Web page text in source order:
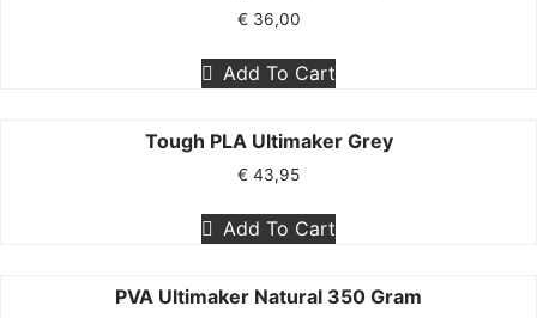
€ 36,00
Add To Cart
Tough PLA Ultimaker Grey
€ 43,95
Add To Cart
PVA Ultimaker Natural 350 Gram